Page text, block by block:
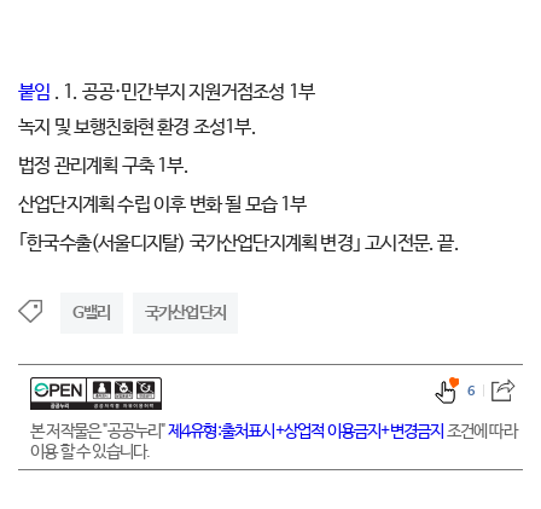
붙임 . 1. 공공·민간부지 지원거점조성 1부
녹지 및 보행친화현 환경 조성1부.
법정 관리계획 구축 1부.
산업단지계획 수립 이후 변화 될 모습 1부
｢한국수출(서울디지탈) 국가산업단지계획 변경｣ 고시전문. 끝.
G밸리 국가산업단지
본 저작물은 "공공누리"제4유형:출처표시+상업적 이용금지+변경금지 조건에 따라
이용 할 수 있습니다.
6